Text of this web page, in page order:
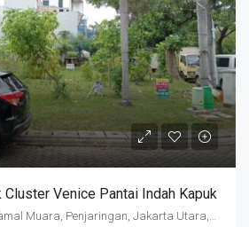
Cluster Venice Pantai Indah Kapuk
Pantai Indah Kapuk, Kamal Muara, Penjaringan, Jakarta Utara, Daerah Khusus Ibukota Jakarta, 14470, Indonesia